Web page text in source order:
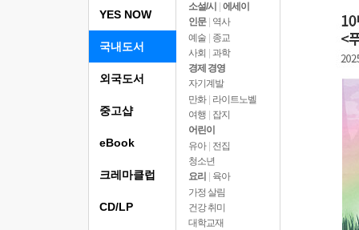
YES NOW
국내도서
소설/시
에세이
인문
역사
예술 | 종교
사회 | 과학
경제 경영
자기계발
만화 | 라이트노벨
여행
잡지
어린이
유아 | 전집
청소년
요리
육아
가정 살림
건강 취미
대학교재
외국도서
중고샵
eBook
크레마클럽
CD/LP